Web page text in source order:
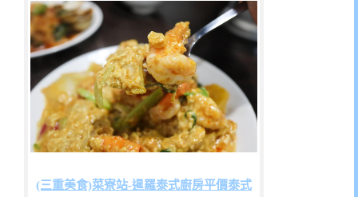
(三重美食)菜寮站-暹羅泰式廚房平價泰式